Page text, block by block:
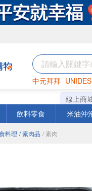
中元拜拜
罐頭 咖啡
線上商
飲料零食 米油沖
料理 / 素肉品 / 素肉